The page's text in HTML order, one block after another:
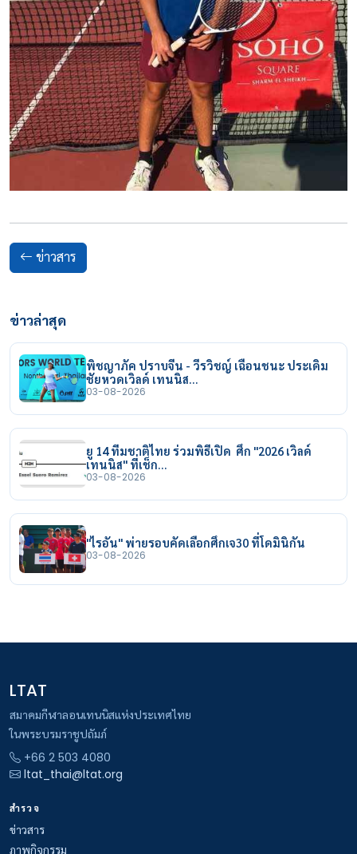
ข่าวสาร
ข่าวล่าสุด
พิชญาภัค ปราบจีน - วีรวิชญ์ เฉือนชนะ ประเดิม
ชัยหวดเวิลด์ เทนนิส…
03-08-2026
ยู 14 ทีมชาติไทย ร่วมพิธีเปิด ศึก "2026 เวิลด์
เทนนิส" ที่เช็ก…
03-08-2026
"ไรอัน" พ่ายรอบคัดเลือกศึกเจ30 ที่โดมินิกัน
03-08-2026
LTAT
สมาคมกีฬาลอนเทนนิสแห่งประเทศไทย
ในพระบรมราชูปถัมภ์
+66 2 503 4080
ltat_thai@ltat.org
สำรวจ
ข่าวสาร
ภาพกิจกรรม